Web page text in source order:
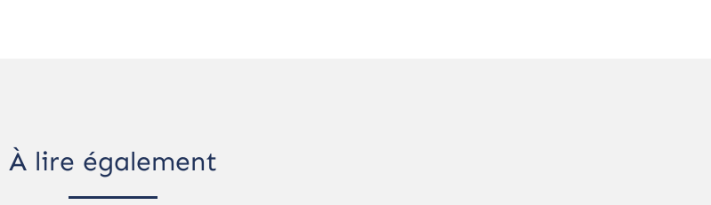
À lire également